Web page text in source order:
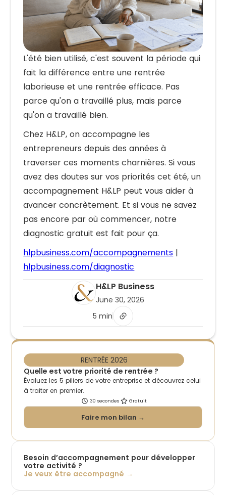
L'été bien utilisé, c'est souvent la période qui
fait la différence entre une rentrée
laborieuse et une rentrée efficace. Pas
parce qu'on a travaillé plus, mais parce
qu'on a travaillé bien.
Chez H&LP, on accompagne les
entrepreneurs depuis des années à
traverser ces moments charnières. Si vous
avez des doutes sur vos priorités cet été, un
accompagnement H&LP peut vous aider à
avancer concrètement. Et si vous ne savez
pas encore par où commencer, notre
diagnostic gratuit est fait pour ça.
hlpbusiness.com/accompagnements |
hlpbusiness.com/diagnostic
H&LP Business
June 30, 2026
5 min
RENTRÉE 2026
Quelle est votre priorité de rentrée ?
Évaluez les 5 piliers de votre entreprise et découvrez celui
à traiter en premier.
30 secondes Gratuit
Faire mon bilan →
Besoin d’accompagnement pour développer
votre activité ?
Je veux être accompagné →